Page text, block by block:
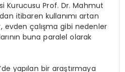
Kurucusu Prof. Dr. Mahmut
itibaren kullanımı artan
evden çalışma gibi nedenler
buna paralel olarak
yapılan bir araştırmaya